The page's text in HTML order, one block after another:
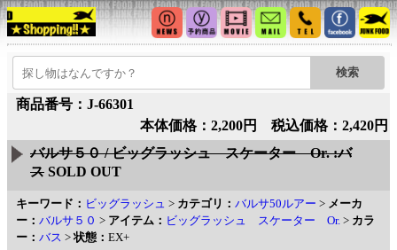
商品番号：J-66301
本体価格：2,200円 税込価格：2,420円
バルサ５０ / ビッグラッシュ スケーター Or. :バ
ス SOLD OUT
キーワード： ビッグラッシュ > カテゴリ： バルサ50ルアー > メーカ
ー： バルサ５０ > アイテム： ビッグラッシュ スケーター Or. > カラ
ー： バス >状態： EX+